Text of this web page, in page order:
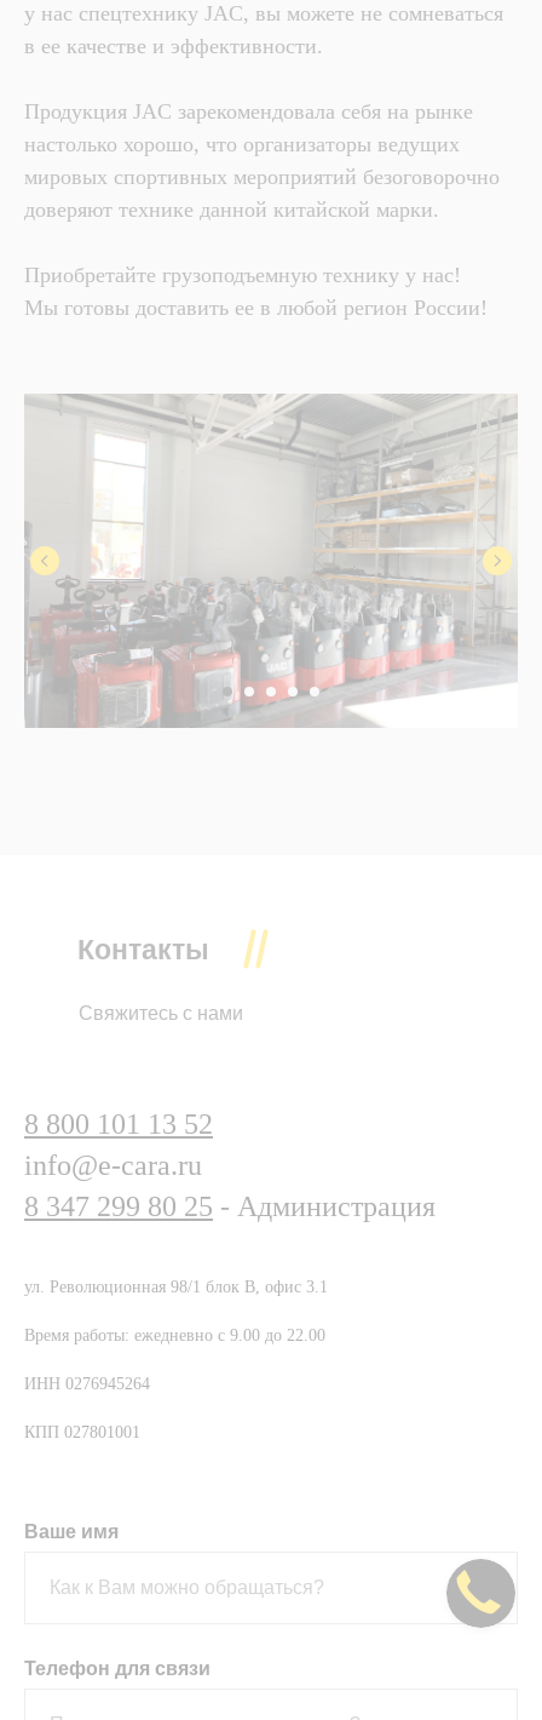
у нас спецтехнику JAC, вы можете не сомневаться
в ее качестве и эффективности.
Продукция JAC зарекомендовала себя на рынке
настолько хорошо, что организаторы ведущих
мировых спортивных мероприятий безоговорочно
доверяют технике данной китайской марки.
Приобретайте грузоподъемную технику у нас!
Мы готовы доставить ее в любой регион России!
Контакты
Свяжитесь с нами
8 800 101 13 52
info@e-cara.ru
8 347 299 80 25 - Администрация
ул. Революционная 98/1 блок В, офис 3.1
Время работы: ежедневно с 9.00 до 22.00
ИНН 0276945264
КПП 027801001
Ваше имя
Телефон для связи